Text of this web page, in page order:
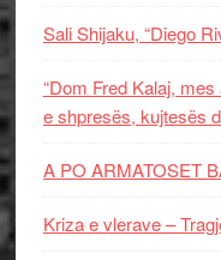
Sali Shijaku, “Diego
“Dom Fred Kalaj,
e shpresës, kujtesës
A PO ARMATOSET
Kriza e vlerave –